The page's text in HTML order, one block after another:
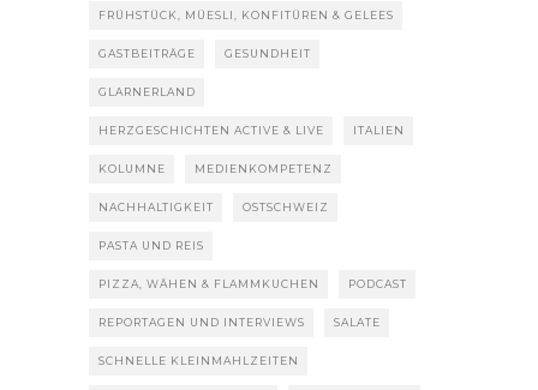
FRÜHSTÜCK, MÜESLI, KONFITÜREN & GELEES
GASTBEITRÄGE GESUNDHEIT
GLARNERLAND
HERZGESCHICHTEN ACTIVE & LIVE ITALIEN
KOLUMNE MEDIENKOMPETENZ
NACHHALTIGKEIT OSTSCHWEIZ
PASTA UND REIS
PIZZA, WÄHEN & FLAMMKUCHEN PODCAST
REPORTAGEN UND INTERVIEWS SALATE
SCHNELLE KLEINMAHLZEITEN